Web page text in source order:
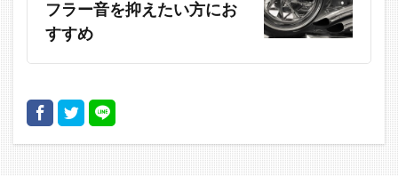
フラー音を抑えたい方にお
すすめ